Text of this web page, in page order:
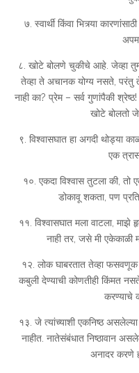
७. स्वार्थी किंवा भित्र्या
८. खोटे बोलणे चुकीचे आहे. जेव्हा
तेव्हा ते अचानक योग्य नसते,
नाही का? प्रेम – सर्व गुणांपैकी
खोटे बोलतो
९. विश्वासघात हा अगदी थोड्या
एक
१०. एकदा विश्वास तुटला की, तो
डोकावू शकता, पण
११. विश्वासघात मला वाटला, माझे
नाही तर, जसे मी एकेकाळी
१२. लोक घाबरतात तेव्हा फसवणूक
कबुली देण्याची कोणतीही किंमत
करण्याचे
१३. जे त्यांच्याशी एकनिष्ठ असलेल्या
नाहीत. नातेसंबंधात निष्ठावान
अनादर करणे